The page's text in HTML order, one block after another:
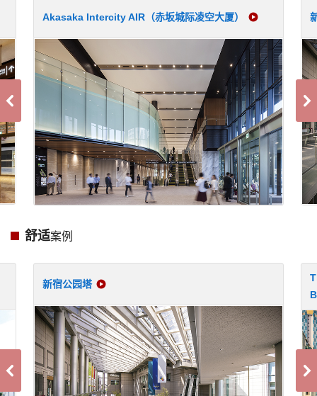
Akasaka Intercity AIR（赤坂城际凌空大厦）
舒适案例
新宿公园塔